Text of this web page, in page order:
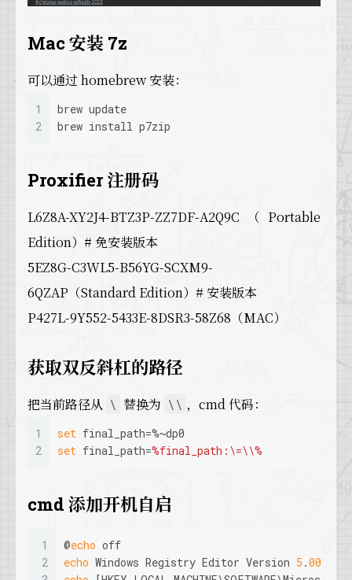
Mac 安装 7z
可以通过 homebrew 安装：
1
2
brew update
brew install p7zip
Proxifier 注册码
L6Z8A-XY2J4-BTZ3P-ZZ7DF-A2Q9C（Portable
Edition）# 免安装版本
5EZ8G-C3WL5-B56YG-SCXM9-
6QZAP（Standard Edition）# 安装版本
P427L-9Y552-5433E-8DSR3-58Z68（MAC）
获取双反斜杠的路径
把当前路径从 \ 替换为 \\ ，cmd 代码：
1
2
set final_path=%~dp0
set final_path=%final_path:\=\\%
cmd 添加开机自启
1
2
@echo off
echo Windows Registry Editor Version 5 .00